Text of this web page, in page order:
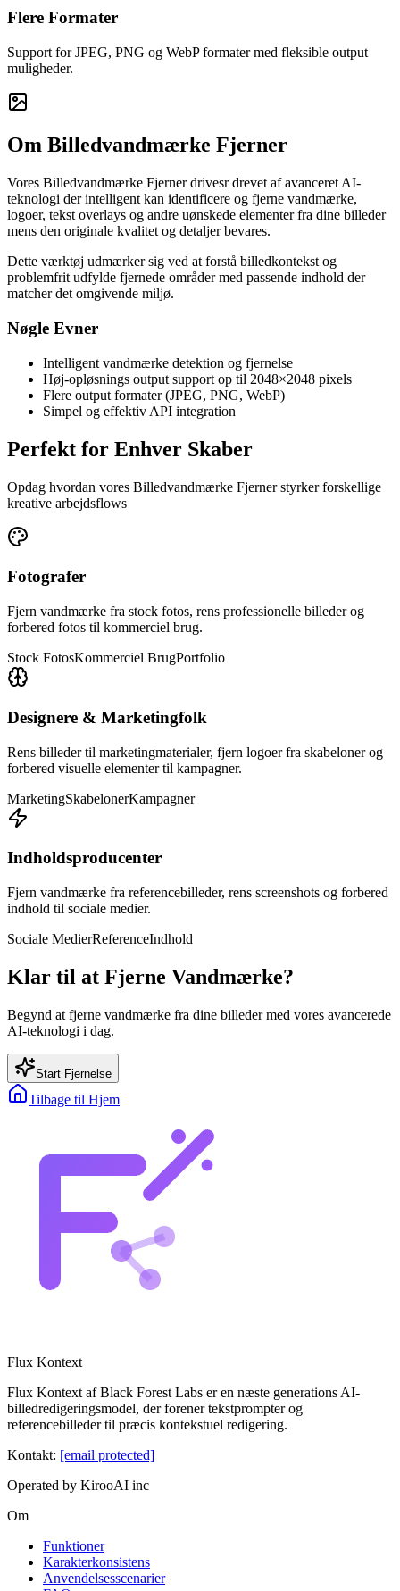
Flere Formater
Support for JPEG, PNG og WebP formater med fleksible output
muligheder.
Om Billedvandmærke Fjerner
Vores Billedvandmærke Fjerner drivesr drevet af avanceret AI-
teknologi der intelligent kan identificere og fjerne vandmærke,
logoer, tekst overlays og andre uønskede elementer fra dine billeder
mens den originale kvalitet og detaljer bevares.
Dette værktøj udmærker sig ved at forstå billedkontekst og
problemfrit udfylde fjernede områder med passende indhold der
matcher det omgivende miljø.
Nøgle Evner
Intelligent vandmærke detektion og fjernelse
Høj-opløsnings output support op til 2048×2048 pixels
Flere output formater (JPEG, PNG, WebP)
Simpel og effektiv API integration
Perfekt for Enhver Skaber
Opdag hvordan vores Billedvandmærke Fjerner styrker forskellige
kreative arbejdsflows
Fotografer
Fjern vandmærke fra stock fotos, rens professionelle billeder og
forbered fotos til kommerciel brug.
Stock FotosKommerciel BrugPortfolio
Designere & Marketingfolk
Rens billeder til marketingmaterialer, fjern logoer fra skabeloner og
forbered visuelle elementer til kampagner.
MarketingSkabelonerKampagner
Indholdsproducenter
Fjern vandmærke fra referencebilleder, rens screenshots og forbered
indhold til sociale medier.
Sociale MedierReferenceIndhold
Klar til at Fjerne Vandmærke?
Begynd at fjerne vandmærke fra dine billeder med vores avancerede
AI-teknologi i dag.
Start Fjernelse
Tilbage til Hjem
Flux Kontext
Flux Kontext af Black Forest Labs er en næste generations AI-
billedredigeringsmodel, der forener tekstprompter og
referencebilleder til præcis kontekstuel redigering.
Kontakt: [email protected]
Operated by KirooAI inc
Om
Funktioner
Karakterkonsistens
Anvendelsesscenarier